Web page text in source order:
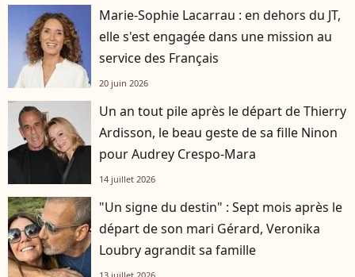
Marie-Sophie Lacarrau : en dehors du JT,
elle s'est engagée dans une mission au
service des Français
20 juin 2026
Un an tout pile après le départ de Thierry
Ardisson, le beau geste de sa fille Ninon
pour Audrey Crespo-Mara
14 juillet 2026
"Un signe du destin" : Sept mois après le
départ de son mari Gérard, Veronika
Loubry agrandit sa famille